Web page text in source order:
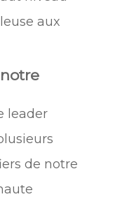
aux
leader
de notre